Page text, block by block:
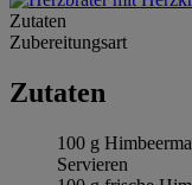
Zutaten
Zubereitungsart
Zutaten
100 g
Servieren